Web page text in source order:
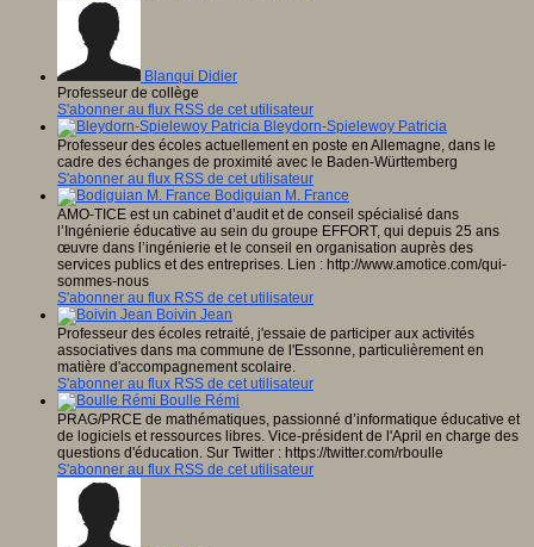
Blanqui Didier
Professeur de collège
S'abonner au flux RSS de cet utilisateur
Bleydorn-Spielewoy Patricia
Professeur des écoles actuellement en poste en Allemagne, dans le
cadre des échanges de proximité avec le Baden-Württemberg
S'abonner au flux RSS de cet utilisateur
Bodiguian M. France
AMO-TICE est un cabinet d’audit et de conseil spécialisé dans
l’Ingénierie éducative au sein du groupe EFFORT, qui depuis 25 ans
œuvre dans l’ingénierie et le conseil en organisation auprès des
services publics et des entreprises. Lien : http://www.amotice.com/qui-
sommes-nous
S'abonner au flux RSS de cet utilisateur
Boivin Jean
Professeur des écoles retraité, j'essaie de participer aux activités
associatives dans ma commune de l'Essonne, particulièrement en
matière d'accompagnement scolaire.
S'abonner au flux RSS de cet utilisateur
Boulle Rémi
PRAG/PRCE de mathématiques, passionné d’informatique éducative et
de logiciels et ressources libres. Vice-président de l'April en charge des
questions d'éducation. Sur Twitter : https://twitter.com/rboulle
S'abonner au flux RSS de cet utilisateur